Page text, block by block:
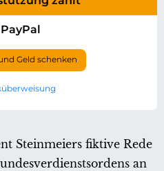
Geld schenken
Steinmeiers fiktive Rede
an